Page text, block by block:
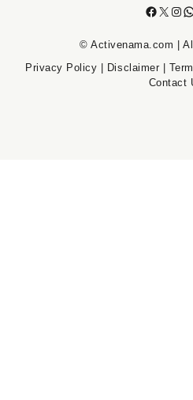
X
© Activenama.com |
Privacy Policy
Disclaimer
Contact